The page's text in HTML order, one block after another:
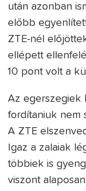
után azonban
előbb
ZTE-nél
ellépett
10 pont volt a
Az egerszegiek
fordítaniuk nem
A ZTE
Igaz a zalaiak
többiek is
viszont